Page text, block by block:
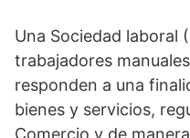
Una Sociedad laboral
trabajadores
responden a una
bienes y servicios,
Comercio y de